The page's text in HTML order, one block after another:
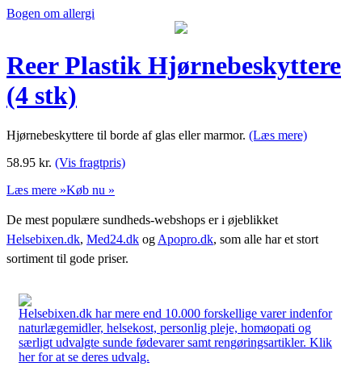
Bogen om allergi
Reer Plastik Hjørnebeskyttere
(4 stk)
Hjørnebeskyttere til borde af glas eller marmor. (Læs mere)
58.95 kr. (Vis fragtpris)
Læs mere »Køb nu »
De mest populære sundheds-webshops er i øjeblikket
Helsebixen.dk, Med24.dk og Apopro.dk, som alle har et stort
sortiment til gode priser.
Helsebixen.dk har mere end 10.000 forskellige varer indenfor
naturlægemidler, helsekost, personlig pleje, homøopati og
særligt udvalgte sunde fødevarer samt rengøringsartikler. Klik
her for at se deres udvalg.